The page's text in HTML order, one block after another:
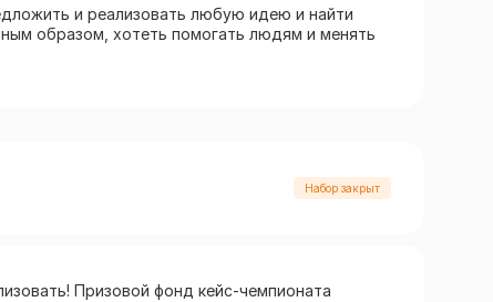
и реализовать любую идею и найти
образом, хотеть помогать людям и менять
Набор закрыт
Призовой фонд кейс-чемпионата